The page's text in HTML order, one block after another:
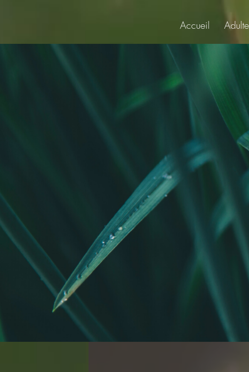
Accueil